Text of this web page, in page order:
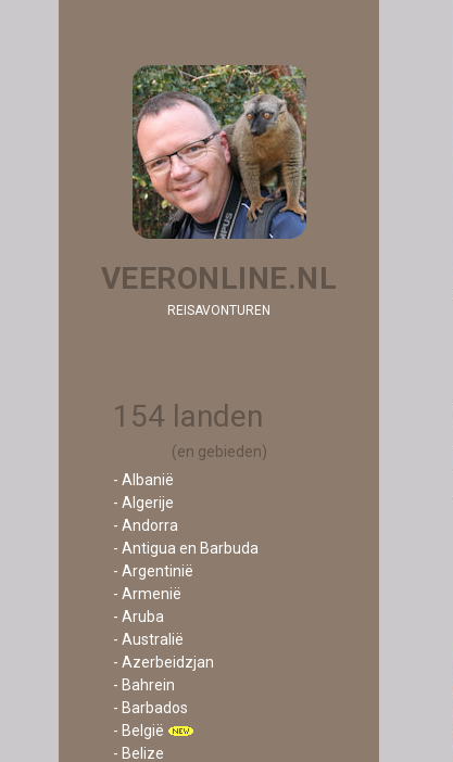
VEERONLINE.NL
REISAVONTUREN
154 landen
(en gebieden)
- Albanië
- Algerije
- Andorra
- Antigua en Barbuda
- Argentinië
- Armenië
- Aruba
- Australië
- Azerbeidzjan
- Bahrein
- Barbados
- België
- Belize